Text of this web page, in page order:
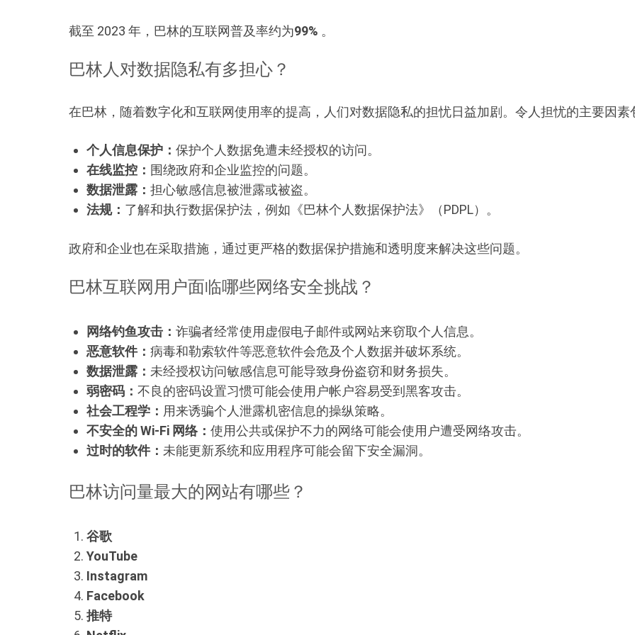
截至 2023 年，巴林的互联网普及率约为99% 。
巴林人对数据隐私有多担心？
在巴林，随着数字化和互联网使用率的提高，人们对数据隐私的担忧日益加剧。令人担忧的主要因素
个人信息保护： 保护个人数据免遭未经授权的访问。
在线监控： 围绕政府和企业监控的问题。
数据泄露： 担心敏感信息被泄露或被盗。
法规： 了解和执行数据保护法，例如《巴林个人数据保护法》（PDPL）。
政府和企业也在采取措施，通过更严格的数据保护措施和透明度来解决这些问题。
巴林互联网用户面临哪些网络安全挑战？
网络钓鱼攻击： 诈骗者经常使用虚假电子邮件或网站来窃取个人信息。
恶意软件： 病毒和勒索软件等恶意软件会危及个人数据并破坏系统。
数据泄露： 未经授权访问敏感信息可能导致身份盗窃和财务损失。
弱密码： 不良的密码设置习惯可能会使用户帐户容易受到黑客攻击。
社会工程学： 用来诱骗个人泄露机密信息的操纵策略。
不安全的 Wi-Fi 网络： 使用公共或保护不力的网络可能会使用户遭受网络攻击。
过时的软件： 未能更新系统和应用程序可能会留下安全漏洞。
巴林访问量最大的网站有哪些？
谷歌
YouTube
Instagram
Facebook
推特